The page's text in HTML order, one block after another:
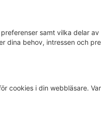
samt vilka delar
dina behov, intressen och
cookies i din webbläsare.